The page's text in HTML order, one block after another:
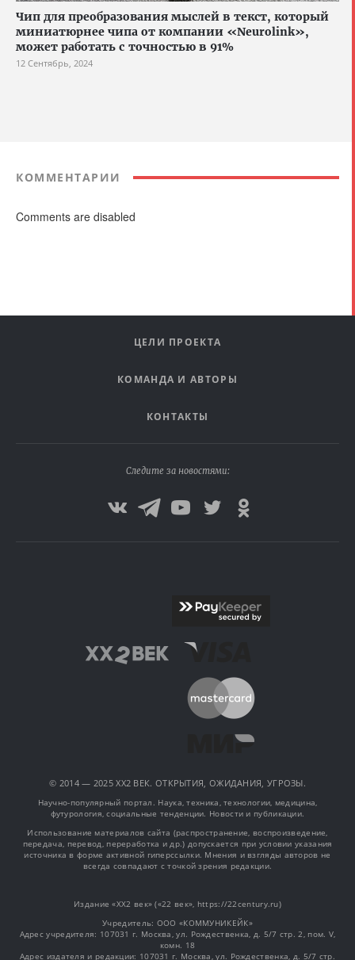
Чип для преобразования мыслей в текст, который
миниатюрнее чипа от компании «Neurolink»,
может работать с точностью в 91%
12 Сентябрь, 2024
КОММЕНТАРИИ
Comments are disabled
ЦЕЛИ ПРОЕКТА
КОМАНДА И АВТОРЫ
КОНТАКТЫ
Следите за новостями:
© 2014 — 2025 XX2 ВЕК. ОТКРЫТИЯ, ОЖИДАНИЯ, УГРОЗЫ.
Научно-популярный портал. Наука, техника, технологии, медицина,
футурология, социальные тенденции. Новости и публикации.
Использование материалов сайта (распространение, воспроизведение,
передача, перевод, переработка и др.) допускается при условии указания
источника в форме активной гиперссылки. Мнения и взгляды авторов не
всегда совпадают с точкой зрения редакции.
Издание «XX2 век» («22 век», https://22century.ru)
Учредитель: OOO «КОММУНИКЕЙК»
Адрес учредителя: 107031 г. Москва, ул. Рождественка, д. 5/7 стр. 2, пом. V,
комн. 18
Адрес издателя и редакции: 107031 г. Москва, ул. Рождественка, д. 5/7 стр.